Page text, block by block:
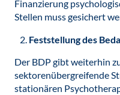
Finanzierung
Stellen muss gesichert
Feststellung des
Der BDP gibt weiterhin
sektorenübergreifende
stationären